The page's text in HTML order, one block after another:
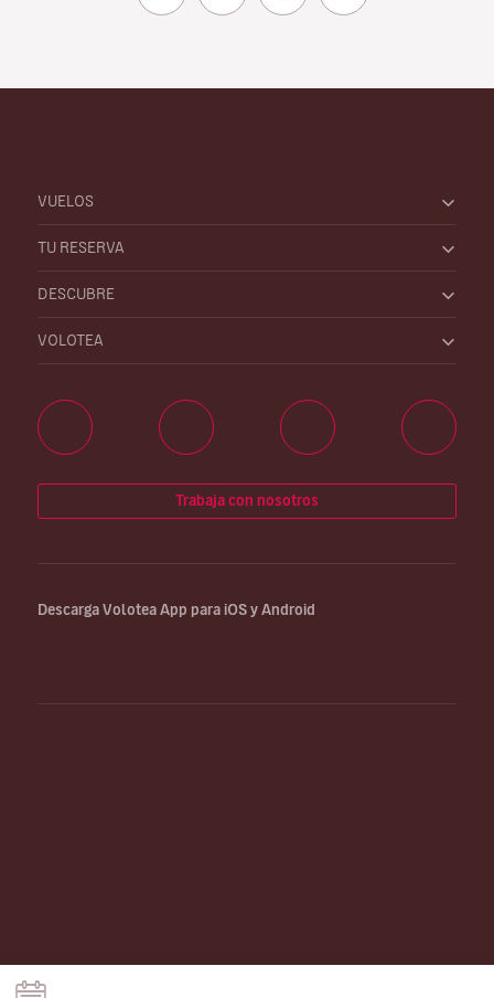
VUELOS
TU RESERVA
DESCUBRE
VOLOTEA
Trabaja con nosotros
Descarga Volotea App para iOS y Android